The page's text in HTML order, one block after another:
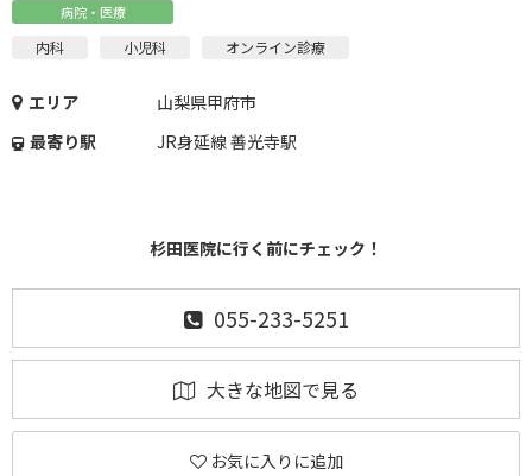
病院・医療
内科 小児科 オンライン診療
エリア
山梨県甲府市
最寄り駅
JR身延線 善光寺駅
杉田医院に行く前にチェック！
055-233-5251
大きな地図で見る
お気に入りに追加